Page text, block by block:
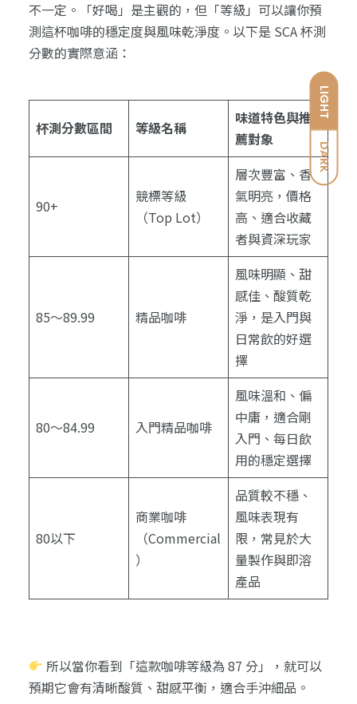
LIGHT
DARK
不一定。「好喝」是主觀的，但「等級」可以讓你預
測這杯咖啡的穩定度與風味乾淨度。以下是 SCA 杯測
分數的實際意涵：
杯測分數區間 等級名稱
味道特色與推
薦對象
90+
競標等級
（Top Lot）
層次豐富、香
氣明亮，價格
高、適合收藏
者與資深玩家
85～89.99 精品咖啡
風味明顯、甜
感佳、酸質乾
淨，是入門與
日常飲的好選
擇
80～84.99 入門精品咖啡
風味溫和、偏
中庸，適合剛
入門、每日飲
用的穩定選擇
80以下
商業咖啡
（Commercial
）
品質較不穩、
風味表現有
限，常見於大
量製作與即溶
產品
所以當你看到「這款咖啡等級為 87 分」，就可以
預期它會有清晰酸質、甜感平衡，適合手沖細品。